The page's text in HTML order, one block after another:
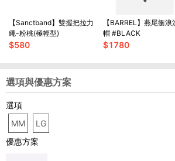
【Sanctband】雙握把拉力
繩-粉桃(極輕型)
$580
【BARREL】燕尾衝浪
帽 #BLACK
$1780
選項與優惠方案
選項
MM
LG
優惠方案